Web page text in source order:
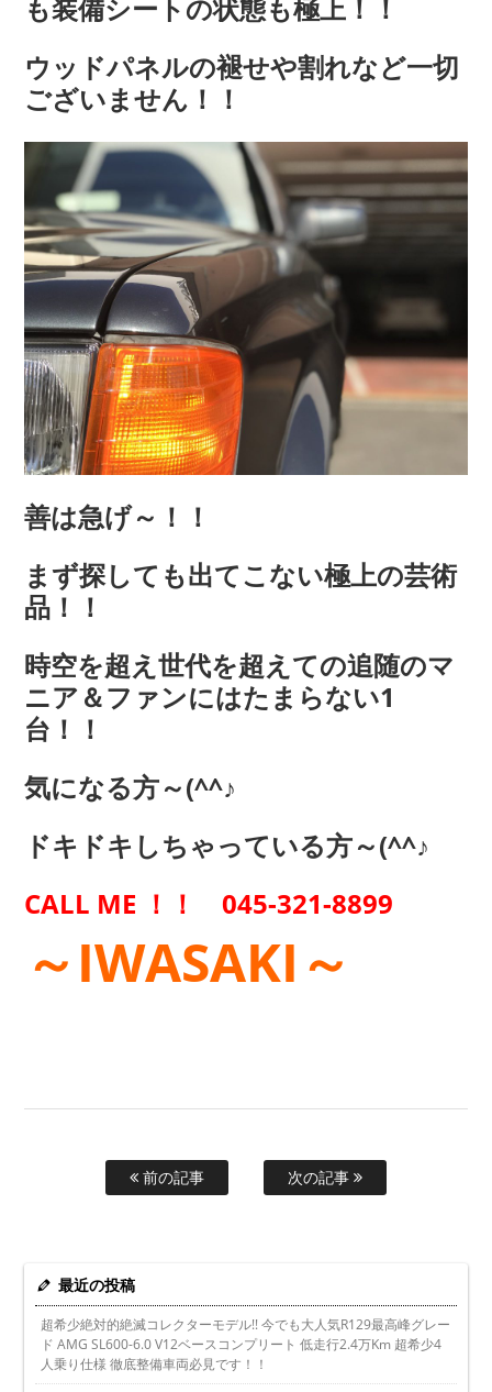
も装備シートの状態も極上！！
ウッドパネルの褪せや割れなど一切
ございません！！
善は急げ～！！
まず探しても出てこない極上の芸術
品！！
時空を超え世代を超えての追随のマ
ニア＆ファンにはたまらない1
台！！
気になる方～(^^♪
ドキドキしちゃっている方～(^^♪
CALL ME ！！045-321-8899
～IWASAKI～
前の記事 次の記事
最近の投稿
超希少絶対的絶滅コレクターモデル!! 今でも大人気R129最高峰グレー
ド AMG SL600-6.0 V12ベースコンプリート 低走行2.4万Km 超希少4
人乗り仕様 徹底整備車両必見です！！